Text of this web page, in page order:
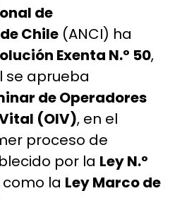
de
Chile (ANCI) ha
Exenta N.º 50,
se aprueba
de Operadores
(OIV), en el
proceso de
por la Ley N.º
la Ley Marco de